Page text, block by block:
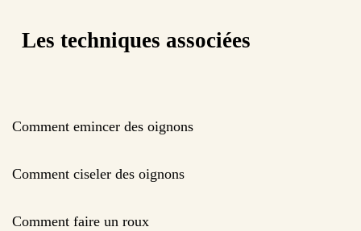
Les techniques associées
Comment emincer des oignons
Comment ciseler des oignons
Comment faire un roux